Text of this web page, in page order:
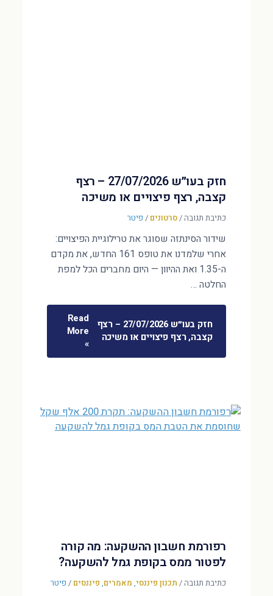
חזק בעו״ש 27/07/2026 – רצף
קצבה, רצף פיצויים או משיכה
כתיבת תגובה/סרטונים / פיטר
שידור הסינתזה שסוגר את טרילוגיית הפיצויים:
אחרי שלמדנו את טופס 161 החדש, את מקדם
ה-1.35 ואת ההיוון — היום מחברים הכל למפת
החלטה …
חזק בעו״ש 27/07/2026 – רצף
קצבה, רצף פיצויים או משיכה
Read
More
»
רפורמת חשבון ההשקעה: מה קורה
לפטור ממס בקופת גמל להשקעה?
כתיבת תגובה/ תכנון פיננסי, מאמרים, פיננסים / פיטר